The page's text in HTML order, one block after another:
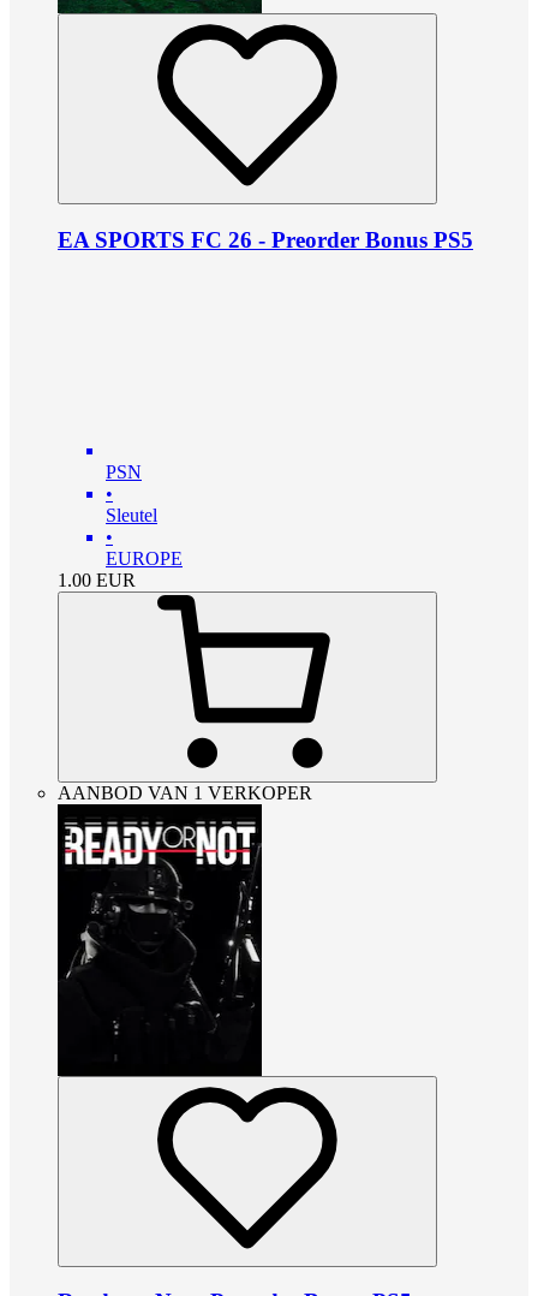
EA SPORTS FC 26 - Preorder Bonus PS5
PSN
•
Sleutel
•
EUROPE
1.00 EUR
AANBOD VAN 1 VERKOPER